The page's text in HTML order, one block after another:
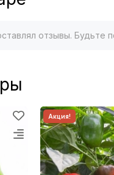
отзывы. Будьте